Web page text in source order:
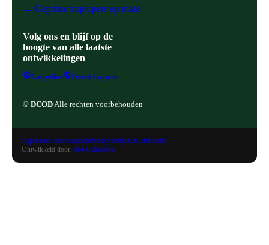
→ Geprinte traplopers op maat
Volg ons en blijf op de
hoogte van alle laatste
ontwikkelingen
Carpetline Dutch Carpets
© DCOD Alle rechten voorbehouden
Algemene voorwaardenPrivacybeleidCookiebeleid
Ontwikkeld door: 404 Collective